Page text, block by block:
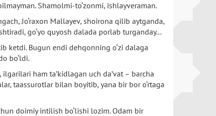
Shamolmi-to‘zonmi, ishlayveraman.
Jo‘raxon Mallayev, shoirona qilib aytganda,
go‘yo quyosh dalada porlab turganday...
ketdi. Bugun endi dehqonning o‘zi dalaga
bo‘ldi.
ham ta’kidlagan uch da’vat – barcha
taassurotlar bilan boyitib, yana bir bor o‘rtaga
doimiy intilish bo‘lishi lozim. Odam bir